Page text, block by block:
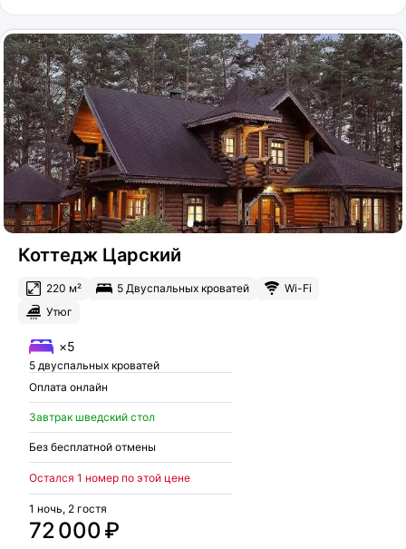
Коттедж Царский
220 м² 5 Двуспальных кроватей
Wi-Fi
Утюг
×5
5 двуспальных кроватей
Оплата онлайн
Завтрак шведский стол
Без бесплатной отмены
Остался 1 номер по этой цене
72 000 ₽
1 ночь, 2 гостя